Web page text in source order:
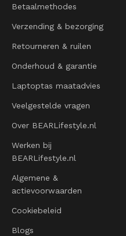
Betaalmethodes
Verzending & bezorging
Retourneren & ruilen
Onderhoud & garantie
Laptoptas maatadvies
Veelgestelde vragen
Over BEARLifestyle.nl
Werken bij
BEARLifestyle.nl
Algemene &
actievoorwaarden
Cookiebeleid
Blogs